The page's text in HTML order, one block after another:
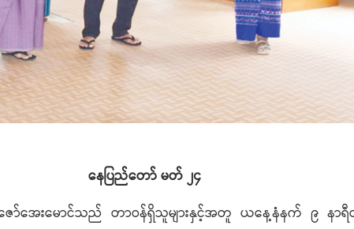
နေပြည်တော် မတ် ၂၄
ဦးဇော်အေးမောင်သည် တာဝန်ရှိသူများနှင့်အတူ ယနေ့နံနက် ၉